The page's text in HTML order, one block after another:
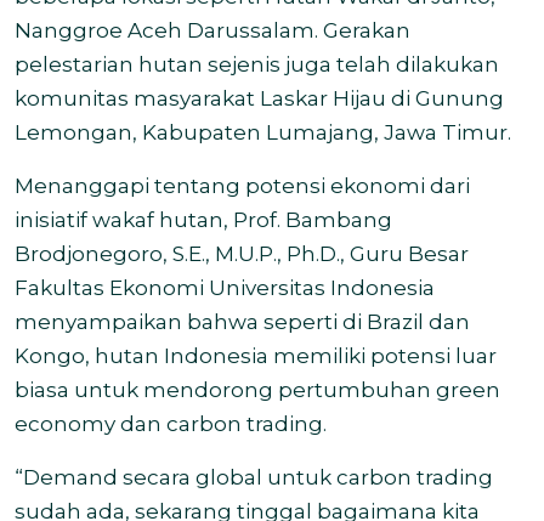
Nanggroe Aceh Darussalam. Gerakan
pelestarian hutan sejenis juga telah dilakukan
komunitas masyarakat Laskar Hijau di Gunung
Lemongan, Kabupaten Lumajang, Jawa Timur.
Menanggapi tentang potensi ekonomi dari
inisiatif wakaf hutan, Prof. Bambang
Brodjonegoro, S.E., M.U.P., Ph.D., Guru Besar
Fakultas Ekonomi Universitas Indonesia
menyampaikan bahwa seperti di Brazil dan
Kongo, hutan Indonesia memiliki potensi luar
biasa untuk mendorong pertumbuhan green
economy dan carbon trading.
“Demand secara global untuk carbon trading
sudah ada, sekarang tinggal bagaimana kita